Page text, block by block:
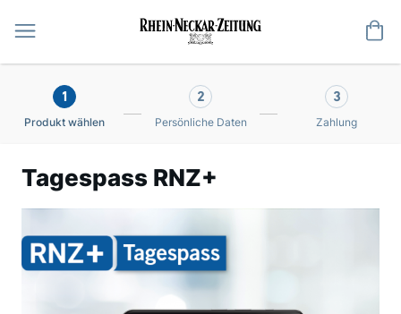
1
Produkt wählen
2
Persönliche Daten
3
Zahlung
Tagespass RNZ+